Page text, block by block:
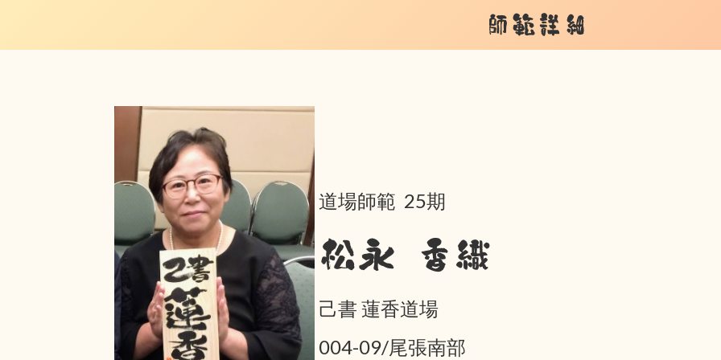
師範詳細
道場師範 25期
松永 香織
己書 蓮香道場
004-09/尾張南部